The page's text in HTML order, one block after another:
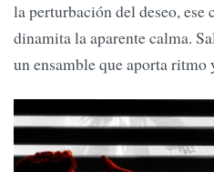
la perturbación del deseo,
dinamita la aparente calma.
un ensamble que aporta ritmo